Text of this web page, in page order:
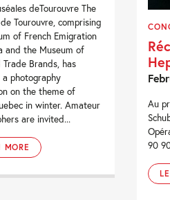
deTourouvre The
Tourouvre, comprising
of French Emigration
and the Museum of
Trade Brands, has
photography
on the theme of
in winter. Amateur
are invited...
MORE
Au
90